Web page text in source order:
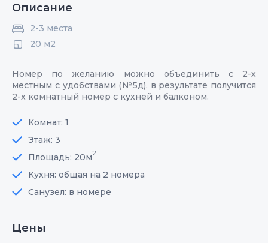
Описание
2-3 места
20 м2
Номер по желанию можно объединить с 2-х
местным с удобствами (№5д), в результате получится
2-х комнатный номер с кухней и балконом.
Комнат: 1
Этаж: 3
Площадь: 20м2
Кухня: общая на 2 номера
Санузел: в номере
Цены